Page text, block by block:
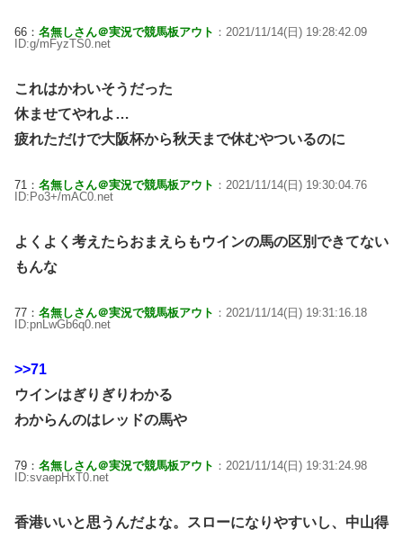
66： 名無しさん＠実況で競馬板アウト ：2021/11/14(日) 19:28:42.09
ID:g/mFyzTS0.net
これはかわいそうだった
休ませてやれよ…
疲れただけで大阪杯から秋天まで休むやついるのに
71： 名無しさん＠実況で競馬板アウト ：2021/11/14(日) 19:30:04.76
ID:Po3+/mAC0.net
よくよく考えたらおまえらもウインの馬の区別できてない
もんな
77： 名無しさん＠実況で競馬板アウト ：2021/11/14(日) 19:31:16.18
ID:pnLwGb6q0.net
>>71
ウインはぎりぎりわかる
わからんのはレッドの馬や
79： 名無しさん＠実況で競馬板アウト ：2021/11/14(日) 19:31:24.98
ID:svaepHxT0.net
香港いいと思うんだよな。スローになりやすいし、中山得